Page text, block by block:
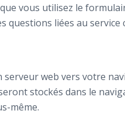
vous utilisez le
liées au
web vers votre
stockés dans le
même.